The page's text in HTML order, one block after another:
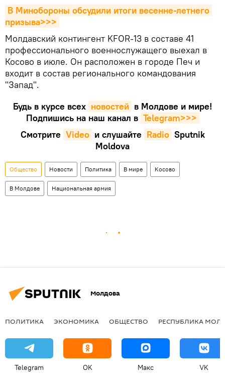
В Минобороны обсудили итоги весенне-летнего
призыва>>>
Молдавский контингент KFOR-13 в составе 41
профессионального военнослужащего выехал в
Косово в июле. Он расположен в городе Печ и
входит в состав регионального командования
"Запад".
Будь в курсе всех новостей в Молдове и мире!
Подпишись на наш канал в Telegram>>>
Смотрите Video и слушайте Radio Sputnik
Moldova
Общество Новости Политика В мире Косово
В Молдове Национальная армия
Молдова
ПОЛИТИКА ЭКОНОМИКА ОБЩЕСТВО РЕСПУБЛИКА
Telegram OK Макс VK